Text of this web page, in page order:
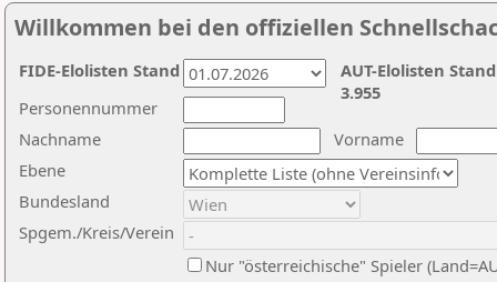
Willkommen bei den offiziellen
Nachname
Vorname
Ebene
Personennummer
Bundesland
Spgem./Kreis/Verein
Nur "österreichische" Spieler
AUT-Elolisten
3.955
FIDE-Elolisten Stand